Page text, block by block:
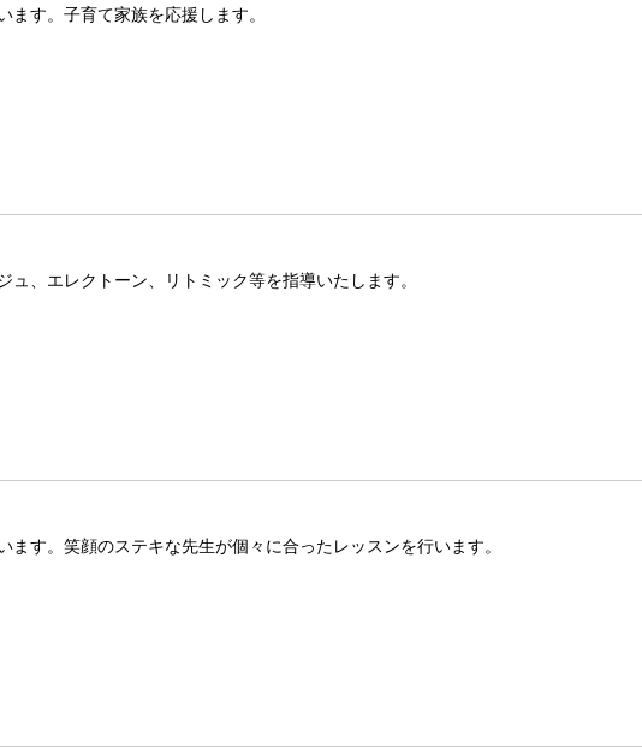
す。子育て家族を応援します。
、エレクトーン、リトミック等を指導いたします。​
す。笑顔のステキな先生が個々に合ったレッスンを行います。